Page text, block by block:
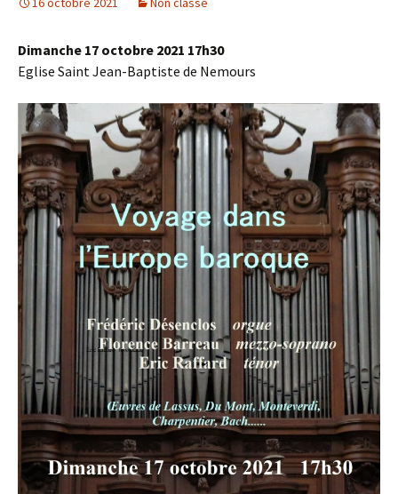
Dimanche 17 octobre 2021 17h30
Eglise Saint Jean-Baptiste de Nemours